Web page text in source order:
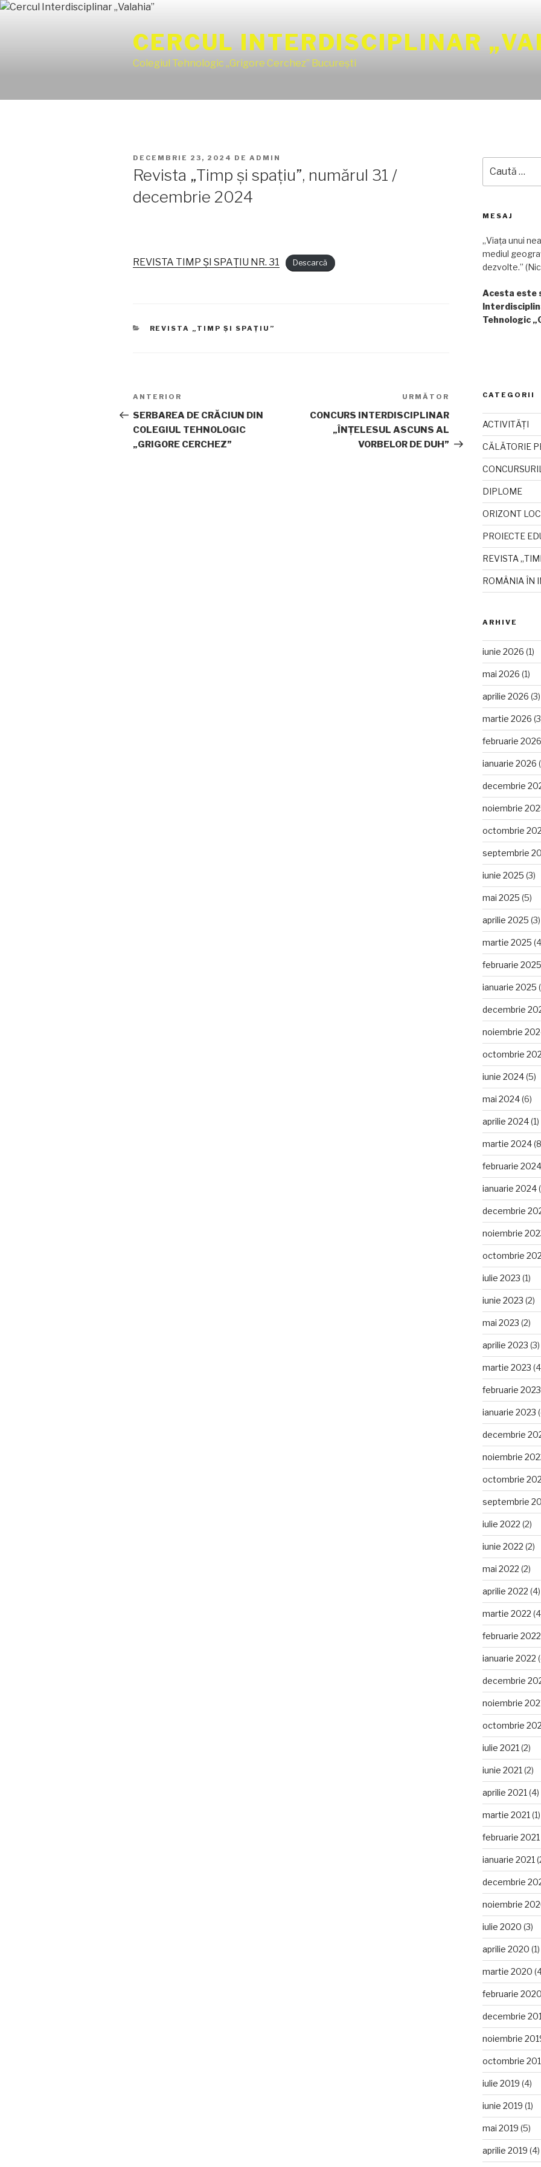
Sari
CERCUL INTERDISCIPLINAR
Colegiul Tehnologic „Grigore Cerchez” București
PUBLICAT
PE
DECEMBRIE 23, 2024 DE ADMIN
Revista „Timp și spațiu”, numărul 31 /
decembrie 2024
REVISTA TIMP ȘI SPAȚIU NR. 31 Descarcă
CATEGORII
REVISTA „TIMP ȘI SPAȚIU”
Navigare
în
articole
Articolul
anterior
ANTERIOR
SERBAREA DE CRĂCIUN DIN
COLEGIUL TEHNOLOGIC
„GRIGORE CERCHEZ”
Articolul
următor
URMĂTOR
CONCURS INTERDISCIPLINAR
„ÎNȚELESUL ASCUNS AL
VORBELOR DE DUH”
după:
MESAJ
„Viața unui
mediul
dezvolte.”
Acesta este
Tehnologic
CATEGORII
ACTIVITĂȚI
CĂLĂTORIE
DIPLOME
ORIZONT
PROIECTE
REVISTA
ROMÂNIA ÎN
ARHIVE
iunie 2026 (1)
mai 2026 (1)
aprilie 2026 (3)
martie 2026
februarie 2026
ianuarie 2026
decembrie
noiembrie
octombrie
septembrie
iunie 2025 (3)
mai 2025 (5)
aprilie 2025 (3)
martie 2025
februarie 2025
ianuarie 2025
decembrie
noiembrie
octombrie
iunie 2024(5)
mai 2024(6)
aprilie 2024(1)
martie 2024
februarie 2024
ianuarie 2024
decembrie
noiembrie
octombrie
iulie 2023 (1)
iunie 2023 (2)
mai 2023 (2)
aprilie 2023 (3)
martie 2023
februarie 2023
ianuarie 2023
decembrie
noiembrie
octombrie
septembrie
iulie 2022 (2)
iunie 2022 (2)
mai 2022 (2)
aprilie 2022 (4)
martie 2022
februarie 2022
ianuarie 2022
decembrie
noiembrie
octombrie
iulie 2021 (2)
iunie 2021 (2)
aprilie 2021 (4)
martie 2021 (1)
februarie 2021
ianuarie 2021
decembrie
noiembrie
iulie 2020 (3)
aprilie 2020 (1)
martie 2020
februarie 2020
decembrie
noiembrie
octombrie
iulie 2019 (4)
iunie 2019 (1)
mai 2019 (5)
aprilie 2019 (4)